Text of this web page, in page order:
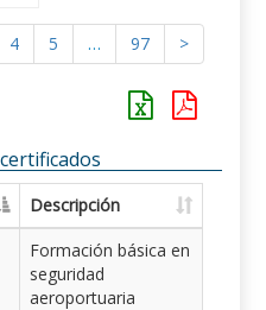
4 5 … 97 >
Descripción
Formación básica en
seguridad
aeroportuaria